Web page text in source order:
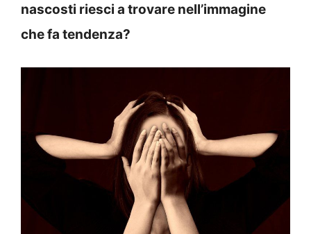
nascosti riesci a trovare nell’immagine
che fa tendenza?